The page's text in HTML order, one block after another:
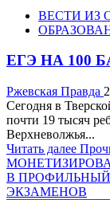
ВЕСТИ ИЗ
ЕГЭ НА 100
Ржевская Правда
Сегодня в
почти 19 тысяч
Верхневолжья...
Читать далее
В ПРОФИЛЬНЫЙ
ЭКЗАМЕНОВ